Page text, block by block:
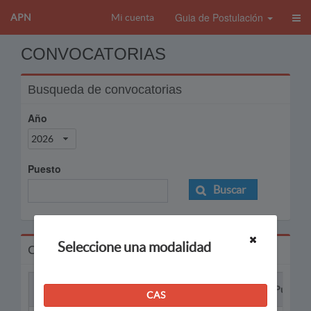
APN Mi cuenta Guia de Postulación
CONVOCATORIAS
Busqueda de convocatorias
Año
2026
Puesto
Buscar
Convocatorias
Puesto
Seleccione una modalidad
CAS